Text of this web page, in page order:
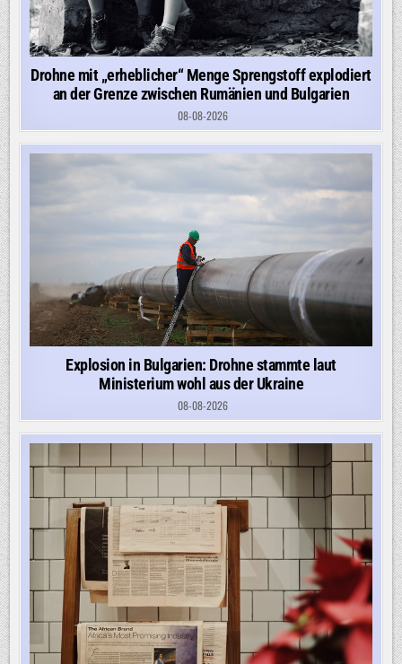
Drohne mit „erheblicher“ Menge Sprengstoff explodiert
an der Grenze zwischen Rumänien und Bulgarien
08-08-2026
Explosion in Bulgarien: Drohne stammte laut
Ministerium wohl aus der Ukraine
08-08-2026